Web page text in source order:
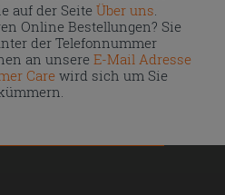
auf der Seite Über uns
Online Bestellungen? Sie
der Telefonnummer
an unsereE-Mail Adresse
Care wird sich um Sie